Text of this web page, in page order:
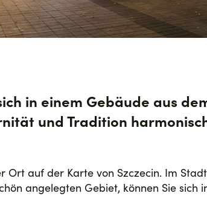
in einem Gebäude aus
und Tradition
Ort auf der Karte von Szczecin. Im
angelegten Gebiet, können Sie sich